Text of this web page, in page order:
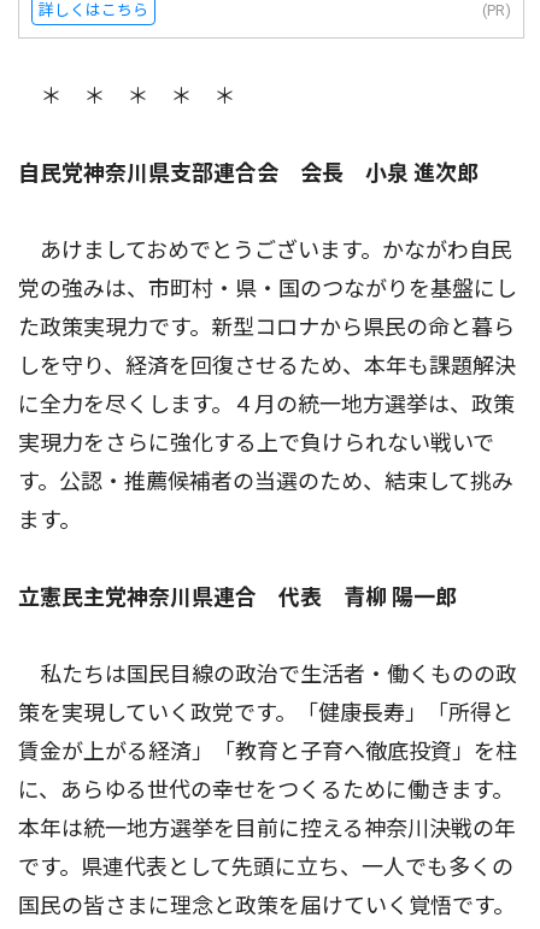
詳しくはこちら (PR)
＊ ＊ ＊ ＊ ＊
自民党神奈川県支部連合会 会長 小泉 進次郎
あけましておめでとうございます。かながわ自民
党の強みは、市町村・県・国のつながりを基盤にし
た政策実現力です。新型コロナから県民の命と暮ら
しを守り、経済を回復させるため、本年も課題解決
に全力を尽くします。４月の統一地方選挙は、政策
実現力をさらに強化する上で負けられない戦いで
す。公認・推薦候補者の当選のため、結束して挑み
ます。
立憲民主党神奈川県連合 代表 青柳 陽一郎
私たちは国民目線の政治で生活者・働くものの政
策を実現していく政党です。「健康長寿」「所得と
賃金が上がる経済」「教育と子育へ徹底投資」を柱
に、あらゆる世代の幸せをつくるために働きます。
本年は統一地方選挙を目前に控える神奈川決戦の年
です。県連代表として先頭に立ち、一人でも多くの
国民の皆さまに理念と政策を届けていく覚悟です。